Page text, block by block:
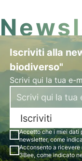
Iscriviti alla
biodiverso"
Scrivi qui la tua e-
Iscriviti
Accetto che i miei dati
newsletter, come
Acconsento a
3Bee, come indicato